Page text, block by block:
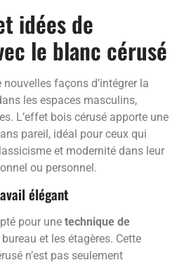
idées de
le blanc cérusé
façons d’intégrer la
les espaces masculins,
L’effet bois cérusé apporte une
pareil, idéal pour ceux qui
et modernité dans leur
ou personnel.
élégant
pour une technique de
et les étagères. Cette
n’est pas seulement